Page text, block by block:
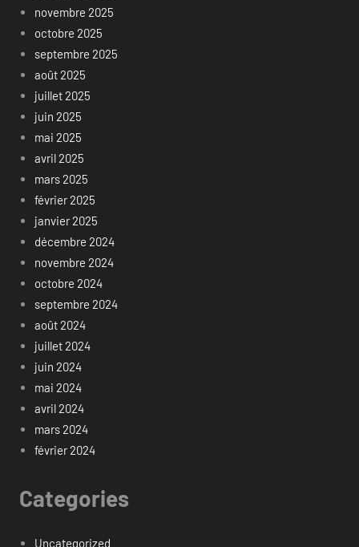
novembre 2025
octobre 2025
septembre 2025
août 2025
juillet 2025
juin 2025
mai 2025
avril 2025
mars 2025
février 2025
janvier 2025
décembre 2024
novembre 2024
octobre 2024
septembre 2024
août 2024
juillet 2024
juin 2024
mai 2024
avril 2024
mars 2024
février 2024
Categories
Uncategorized